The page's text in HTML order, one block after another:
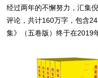
经过两年的不懈努力，汇集
评论，共计160万字，包含
集》（五卷版）终于在2019